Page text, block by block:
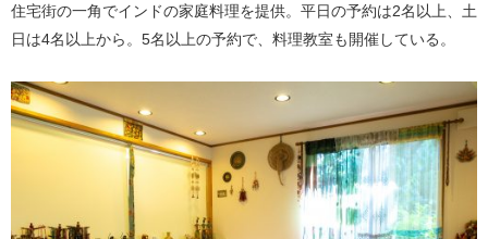
住宅街の一角でインドの家庭料理を提供。平日の予約は2名以上、土
日は4名以上から。5名以上の予約で、料理教室も開催している。